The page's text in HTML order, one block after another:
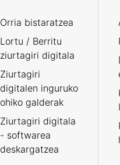
Orria bistaratzea
Lortu / Berritu
ziurtagiri digitala
Ziurtagiri
digitalen inguruko
ohiko galderak
Ziurtagiri digitala
- softwarea
deskargatzea